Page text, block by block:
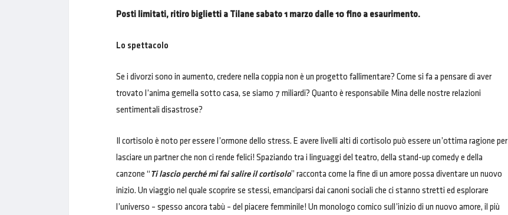
Posti limitati, ritiro biglietti a Tilane sabato 1 marzo dalle 10 fino a esaurimento.
Lo spettacolo
Se i divorzi sono in aumento, credere nella coppia non è un progetto fallimentare? Come si fa a pensare di aver
trovato l’anima gemella sotto casa, se siamo 7 miliardi? Quanto è responsabile Mina delle nostre relazioni
sentimentali disastrose?
Il cortisolo è noto per essere l’ormone dello stress. E avere livelli alti di cortisolo può essere un’ottima ragione per
lasciare un partner che non ci rende felici! Spaziando tra i linguaggi del teatro, della stand-up comedy e della
canzone “ Ti lascio perché mi fai salire il cortisolo” racconta come la fine di un amore possa diventare un nuovo
inizio. Un viaggio nel quale scoprire se stessi, emanciparsi dai canoni sociali che ci stanno stretti ed esplorare
l’universo – spesso ancora tabù – del piacere femminile! Un monologo comico sull’inizio di un nuovo amore, il più